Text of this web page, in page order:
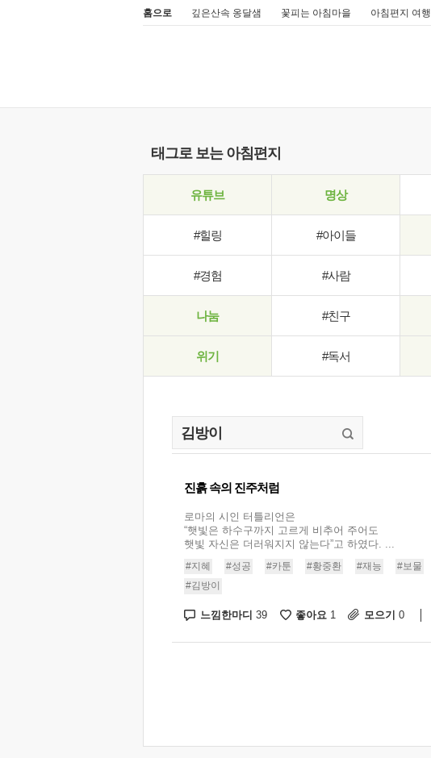
홈으로 깊은산속 옹달샘 꽃피는 아침마을 아침편지 여행
태그로 보는 아침편지
유튜브 명상
#힐링 #아이들
#경험 #사람
나눔 #친구
위기 #독서
진흙 속의 진주처럼
로마의 시인 터틀리언은
“햇빛은 하수구까지 고르게 비추어 주어도
햇빛 자신은 더러워지지 않는다”고 하였다. ...
#지혜 #성공 #카툰 #황중환 #재능 #보물
#김방이
느낌한마디 39 좋아요 1 모으기 0